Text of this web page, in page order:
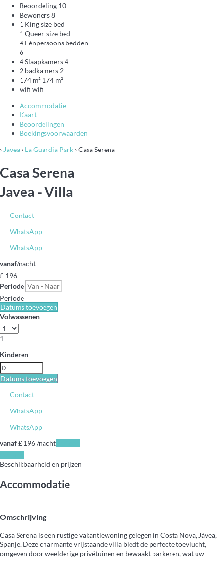
Beoordeling 10
Bewoners8
1 King size bed
1 Queen size bed
4 Eénpersoons bedden
6
4 Slaapkamers4
2 badkamers 2
174 m² 174 m²
wifi wifi
Accommodatie
Kaart
Beoordelingen
Boekingsvoorwaarden
› Javea › La Guardia Park › Casa Serena
Casa Serena
Javea -Villa
Contact
WhatsApp
WhatsApp
vanaf/nacht
£ 196
Periode
Periode
Datums toevoegen
Volwassenen
1
Kinderen
Datums toevoegen
Contact
WhatsApp
WhatsApp
vanaf£ 196/nacht
Beschikbaarheid en prijzen
Accommodatie
Omschrijving
Casa Serena is een rustige vakantiewoning gelegen in Costa Nova, Jávea,
Spanje. Deze charmante vrijstaande villa biedt de perfecte toevlucht,
omgeven door weelderige privétuinen en bewaakt parkeren, wat uw